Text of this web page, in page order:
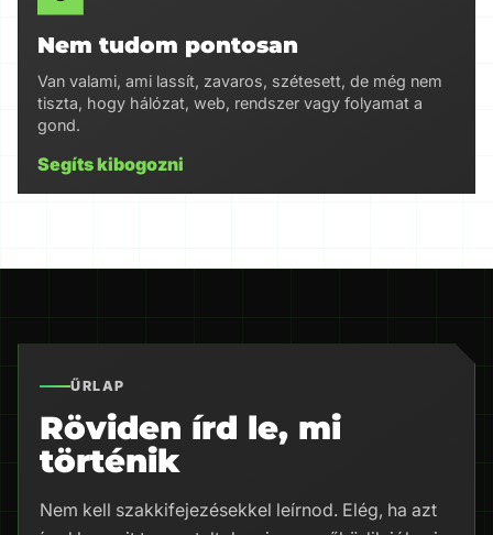
Nem tudom pontosan
Van valami, ami lassít, zavaros, szétesett, de még nem
tiszta, hogy hálózat, web, rendszer vagy folyamat a
gond.
Segíts kibogozni
ŰRLAP
Röviden írd le, mi
történik
Nem kell szakkifejezésekkel leírnod. Elég, ha azt